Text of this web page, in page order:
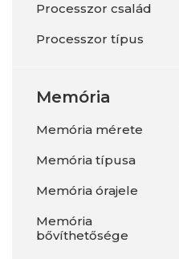
Processzor család
Processzor típus
Memória
Memória mérete
Memória típusa
Memória órajele
Memória
bővíthetősége